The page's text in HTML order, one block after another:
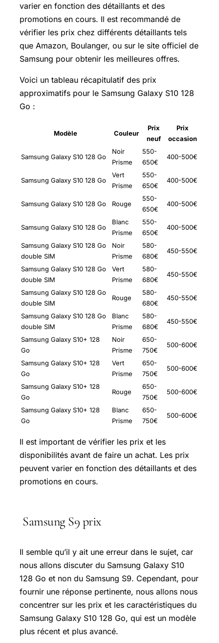
varier en fonction des détaillants et des
promotions en cours. Il est recommandé de
vérifier les prix chez différents détaillants tels
que Amazon, Boulanger, ou sur le site officiel de
Samsung pour obtenir les meilleures offres.
Voici un tableau récapitulatif des prix
approximatifs pour le Samsung Galaxy S10 128
Go :
Modèle Couleur
Prix
neuf
Prix
occasion
Samsung Galaxy S10 128 Go
Noir
Prisme
550-
650€
400-500€
Samsung Galaxy S10 128 Go
Vert
Prisme
550-
650€
400-500€
Samsung Galaxy S10 128 Go Rouge
550-
650€
400-500€
Samsung Galaxy S10 128 Go
Blanc
Prisme
550-
650€
400-500€
Samsung Galaxy S10 128 Go
double SIM
Noir
Prisme
580-
680€
450-550€
Samsung Galaxy S10 128 Go
double SIM
Vert
Prisme
580-
680€
450-550€
Samsung Galaxy S10 128 Go
double SIM
Rouge
580-
680€
450-550€
Samsung Galaxy S10 128 Go
double SIM
Blanc
Prisme
580-
680€
450-550€
Samsung Galaxy S10+ 128
Go
Noir
Prisme
650-
750€
500-600€
Samsung Galaxy S10+ 128
Go
Vert
Prisme
650-
750€
500-600€
Samsung Galaxy S10+ 128
Go
Rouge
650-
750€
500-600€
Samsung Galaxy S10+ 128
Go
Blanc
Prisme
650-
750€
500-600€
Il est important de vérifier les prix et les
disponibilités avant de faire un achat. Les prix
peuvent varier en fonction des détaillants et des
promotions en cours.
Samsung S9 prix
Il semble qu’il y ait une erreur dans le sujet, car
nous allons discuter du Samsung Galaxy S10
128 Go et non du Samsung S9. Cependant, pour
fournir une réponse pertinente, nous allons nous
concentrer sur les prix et les caractéristiques du
Samsung Galaxy S10 128 Go, qui est un modèle
plus récent et plus avancé.